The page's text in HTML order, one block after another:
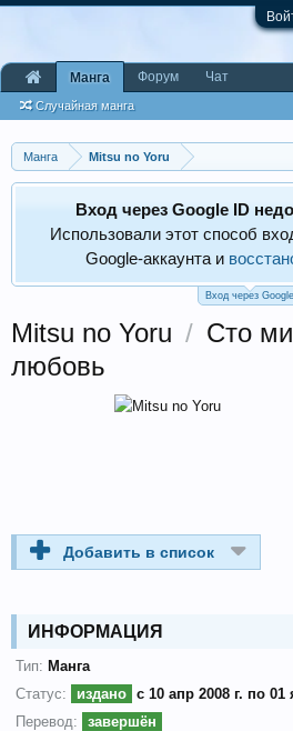
Манга Mitsu no Yoru
Вход через Google ID
Использовали этот способ
Google‑аккаунта и
Вход через Google
Mitsu no Yoru / Сто
любовь
Добавить в список
ИНФОРМАЦИЯ
Тип: Манга
Статус:
издано с 10 апр 2008 г. по 01
Перевод:
завершён
Манга
Случайная манга
Форум Чат